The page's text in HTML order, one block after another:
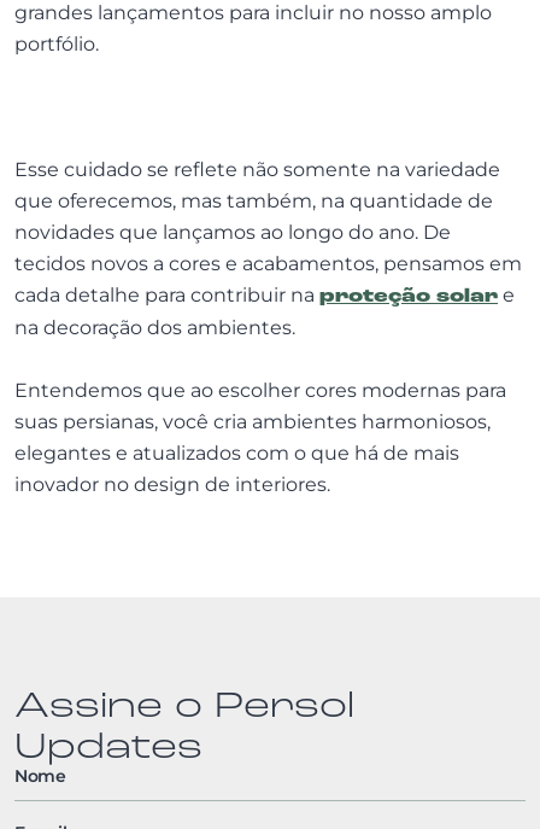
grandes lançamentos para incluir no nosso amplo
portfólio.
Esse cuidado se reflete não somente na variedade
que oferecemos, mas também, na quantidade de
novidades que lançamos ao longo do ano. De
tecidos novos a cores e acabamentos, pensamos em
cada detalhe para contribuir na proteção solar e
na decoração dos ambientes.
Entendemos que ao escolher cores modernas para
suas persianas, você cria ambientes harmoniosos,
elegantes e atualizados com o que há de mais
inovador no design de interiores.
Assine o Persol
Updates